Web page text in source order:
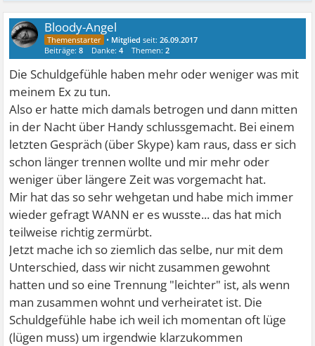
Bloody-Angel
• Mitglied seit:26.09.2017
Beiträge:8 Danke:4 Themen:2
Die Schuldgefühle haben mehr oder weniger was mit
meinem Ex zu tun.
Also er hatte mich damals betrogen und dann mitten
in der Nacht über Handy schlussgemacht. Bei einem
letzten Gespräch (über Skype) kam raus, dass er sich
schon länger trennen wollte und mir mehr oder
weniger über längere Zeit was vorgemacht hat.
Mir hat das so sehr wehgetan und habe mich immer
wieder gefragt WANN er es wusste... das hat mich
teilweise richtig zermürbt.
Jetzt mache ich so ziemlich das selbe, nur mit dem
Unterschied, dass wir nicht zusammen gewohnt
hatten und so eine Trennung "leichter" ist, als wenn
man zusammen wohnt und verheiratet ist. Die
Schuldgefühle habe ich weil ich momentan oft lüge
(lügen muss) um irgendwie klarzukommen